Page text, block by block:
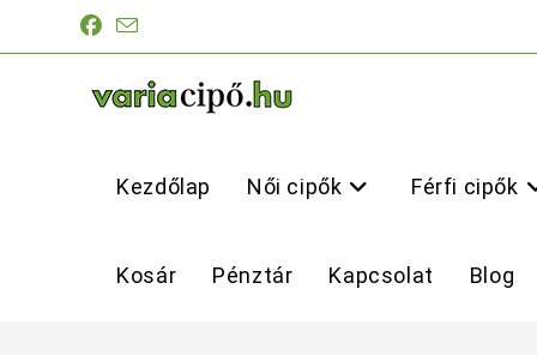
Kezdőlap Női cipők Férfi cipők
Kosár Pénztár Kapcsolat Blog